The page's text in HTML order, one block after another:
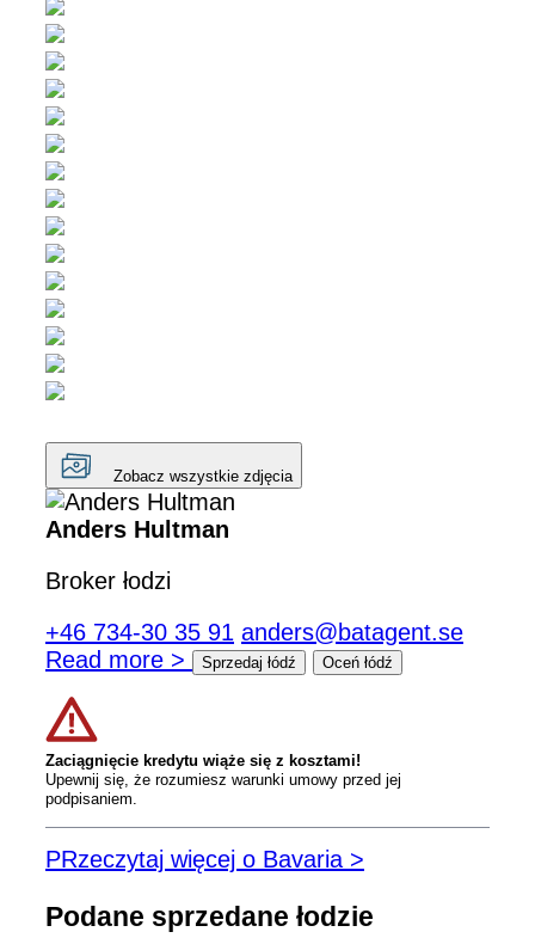
Zobacz wszystkie zdjęcia
Anders Hultman
Broker łodzi
+46 734-30 35 91 anders@batagent.se
Read more >
Sprzedaj łódź Oceń łódź
Zaciągnięcie kredytu wiąże się z kosztami!
Upewnij się, że rozumiesz warunki umowy przed jej
podpisaniem.
PRzeczytaj więcej o Bavaria >
Podane sprzedane łodzie